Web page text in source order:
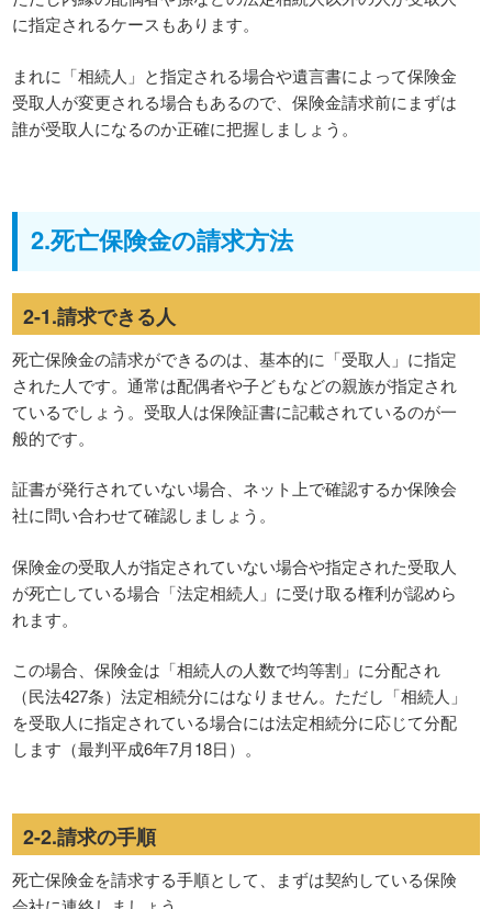
に指定されるケースもあります。
まれに「相続人」と指定される場合や遺言書によって保険金
受取人が変更される場合もあるので、保険金請求前にまずは
誰が受取人になるのか正確に把握しましょう。
2.死亡保険金の請求方法
2-1.請求できる人
死亡保険金の請求ができるのは、基本的に「受取人」に指定
された人です。通常は配偶者や子どもなどの親族が指定され
ているでしょう。受取人は保険証書に記載されているのが一
般的です。
証書が発行されていない場合、ネット上で確認するか保険会
社に問い合わせて確認しましょう。
保険金の受取人が指定されていない場合や指定された受取人
が死亡している場合「法定相続人」に受け取る権利が認めら
れます。
この場合、保険金は「相続人の人数で均等割」に分配され
（民法427条）法定相続分にはなりません。ただし「相続人」
を受取人に指定されている場合には法定相続分に応じて分配
します（最判平成6年7月18日）。
2-2.請求の手順
死亡保険金を請求する手順として、まずは契約している保険